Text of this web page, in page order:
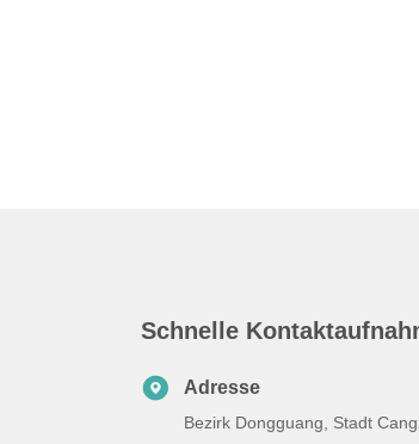
Schnelle
Adresse
Bezirk Dongguang, Stadt